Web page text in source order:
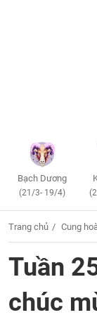
Bạch Dương
(21/3- 19/4)
Trang chủ Cung
Tuần
chúc